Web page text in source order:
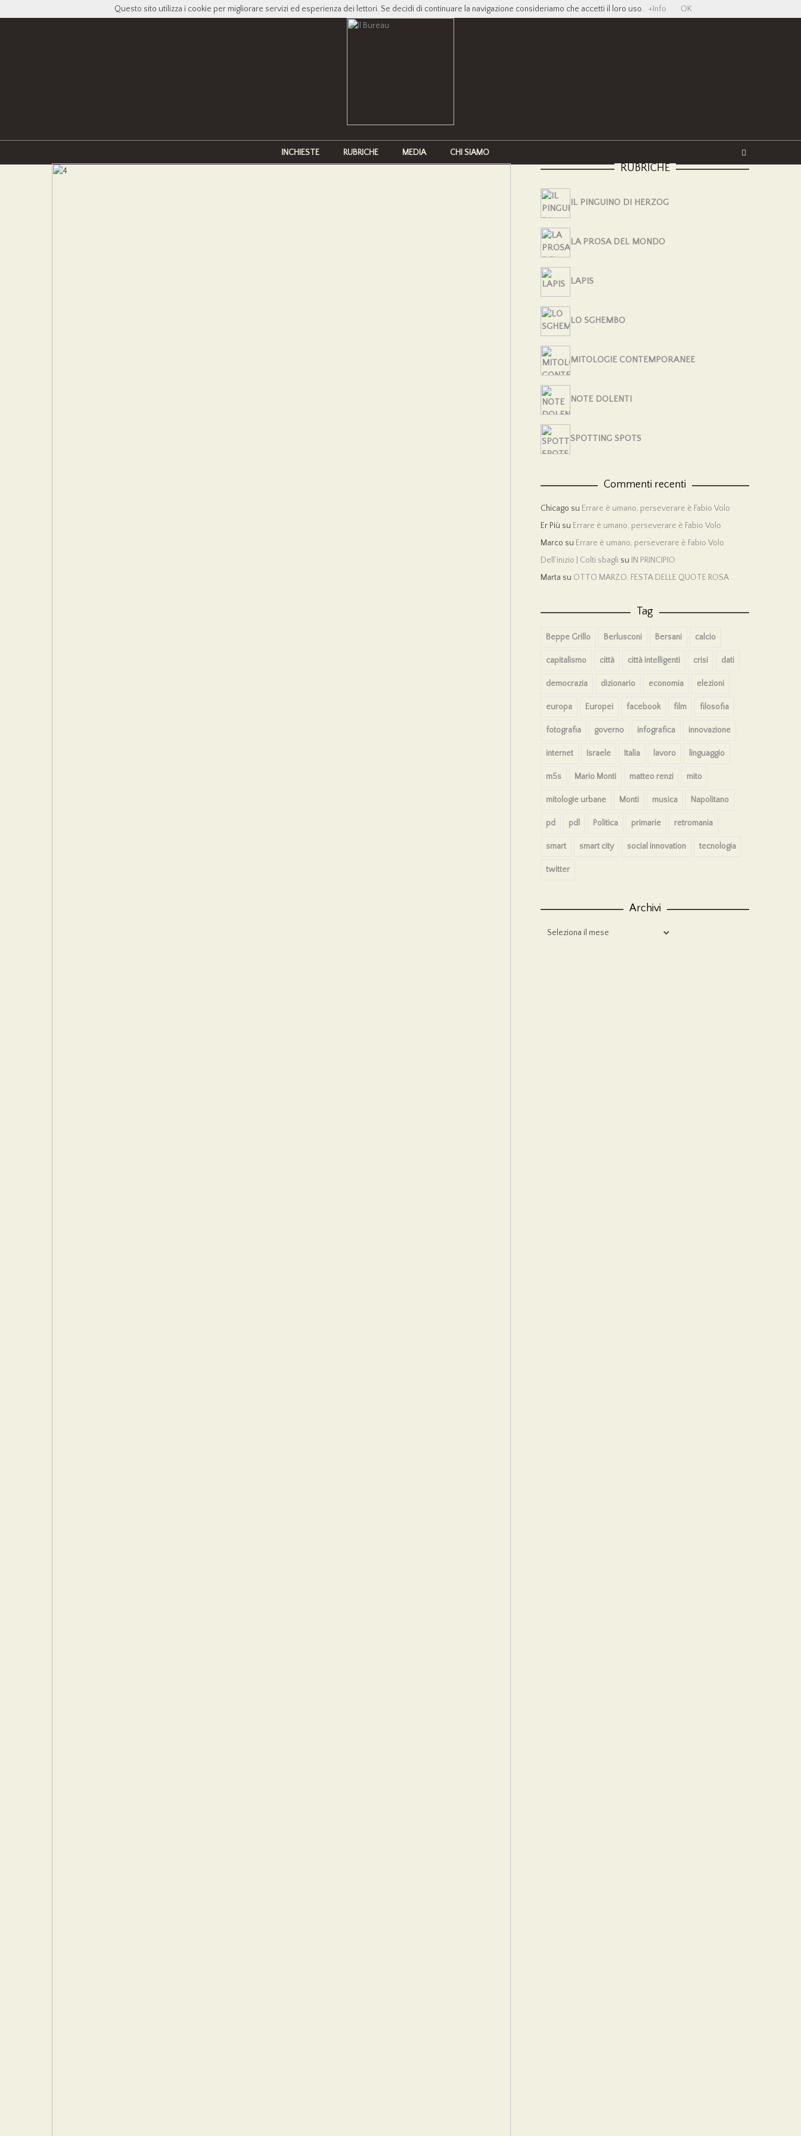
INCHIESTE RUBRICHE MEDIA CHI SIAMO
RUBRICHE
IL PINGUINO DI HERZOG
LA PROSA DEL MONDO
LAPIS
LO SGHEMBO
MITOLOGIE CONTEMPORANEE
NOTE DOLENTI
SPOTTING SPOTS
Commenti recenti
Chicago su Errare è umano, perseverare è Fabio Volo
Er Più su Errare è umano, perseverare è Fabio Volo
Marco su Errare è umano, perseverare è Fabio Volo
Dell’inizio | Colti sbagli su IN PRINCIPIO
Marta su OTTO MARZO, FESTA DELLE QUOTE ROSA
Tag
Beppe Grillo Berlusconi Bersani calcio
capitalismo città città intelligenti crisi dati
democrazia dizionario economia elezioni
europa Europei facebook film filosofia
fotografia governo infografica innovazione
internet Israele Italia lavoro linguaggio
m5s Mario Monti matteo renzi mito
mitologie urbane Monti musica Napolitano
pd pdl Politica primarie retromania
smart smart city social innovation tecnologia
twitter
Archivi
Archivi
Questo sito utilizza i cookie per migliorare servizi ed esperienza dei lettori. Se decidi di continuare la navigazione consideriamo che accetti il loro uso. +Info OK